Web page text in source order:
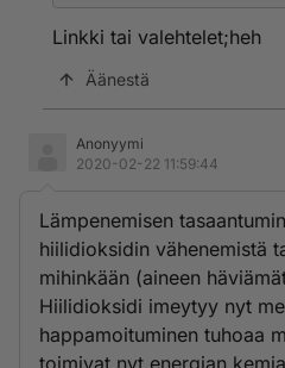
Linkki tai valehtelet;heh
Äänestä
Anonyymi
2020-02-22 11:59:44
Lämpenemisen
hiilidioksidin vähenemistä
mihinkään (aineen
Hiilidioksidi imeytyy nyt
happamoituminen tuhoaa
toimivat nyt energian